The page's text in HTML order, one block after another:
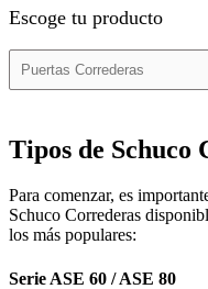
Escoge tu producto
Tipos de Schuco
Para comenzar, es
Schuco Correderas
los más populares:
Serie ASE 60 / ASE 80